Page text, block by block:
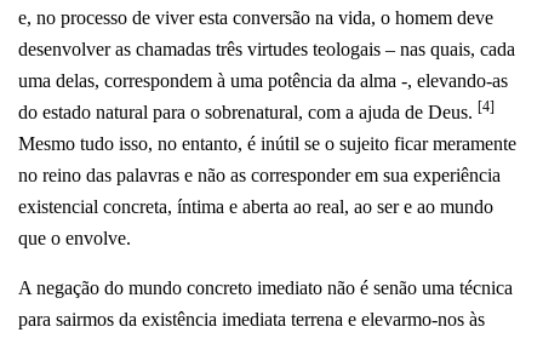
e, no processo de viver esta conversão na vida, o homem deve
desenvolver as chamadas três virtudes teologais – nas quais, cada
uma delas, correspondem à uma potência da alma -, elevando-as
do estado natural para o sobrenatural, com a ajuda de Deus. [4]
Mesmo tudo isso, no entanto, é inútil se o sujeito ficar meramente
no reino das palavras e não as corresponder em sua experiência
existencial concreta, íntima e aberta ao real, ao ser e ao mundo
que o envolve.
A negação do mundo concreto imediato não é senão uma técnica
para sairmos da existência imediata terrena e elevarmo-nos às